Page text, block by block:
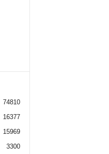
74810
16377
15969
3300